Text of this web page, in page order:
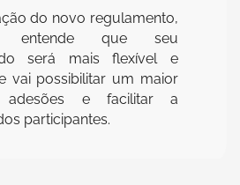
do novo regulamento,
entende que seu
será mais flexível e
vai possibilitar um maior
adesões e facilitar a
participantes.